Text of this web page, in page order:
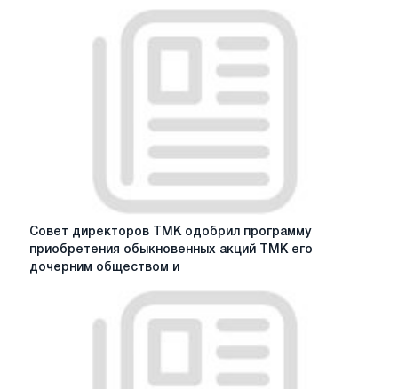
добровольное
мая
2020
Совет
директоров
ТМК
приобретения
Совет директоров ТМК одобрил программу
приобретения обыкновенных акций ТМК его
дочерним обществом и